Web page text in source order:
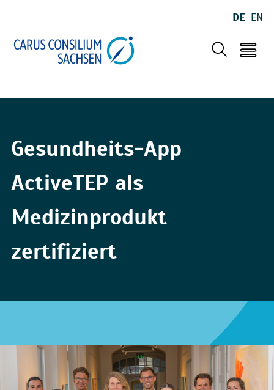
DE EN
Gesundheits-App
ActiveTEP als
Medizinprodukt
zertifiziert